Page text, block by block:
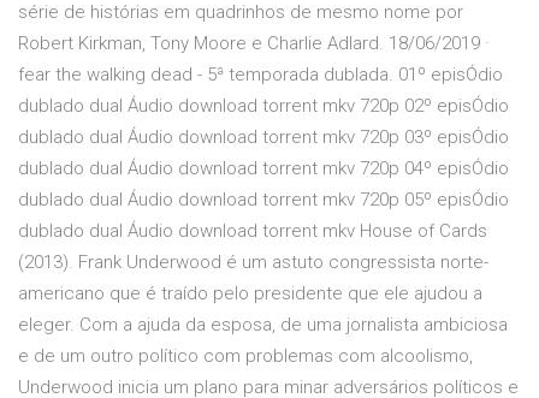
série de histórias em quadrinhos de mesmo nome por
Robert Kirkman, Tony Moore e Charlie Adlard. 18/06/2019 ·
fear the walking dead - 5ª temporada dublada. 01º episÓdio
dublado dual Áudio download torrent mkv 720p 02º episÓdio
dublado dual Áudio download torrent mkv 720p 03º episÓdio
dublado dual Áudio download torrent mkv 720p 04º episÓdio
dublado dual Áudio download torrent mkv 720p 05º episÓdio
dublado dual Áudio download torrent mkv House of Cards
(2013). Frank Underwood é um astuto congressista norte-
americano que é traído pelo presidente que ele ajudou a
eleger. Com a ajuda da esposa, de uma jornalista ambiciosa
e de um outro político com problemas com alcoolismo,
Underwood inicia um plano para minar adversários políticos e